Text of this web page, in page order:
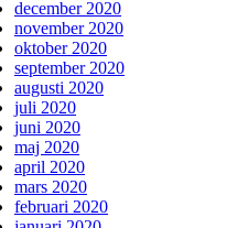
december 2020
november 2020
oktober 2020
september 2020
augusti 2020
juli 2020
juni 2020
maj 2020
april 2020
mars 2020
februari 2020